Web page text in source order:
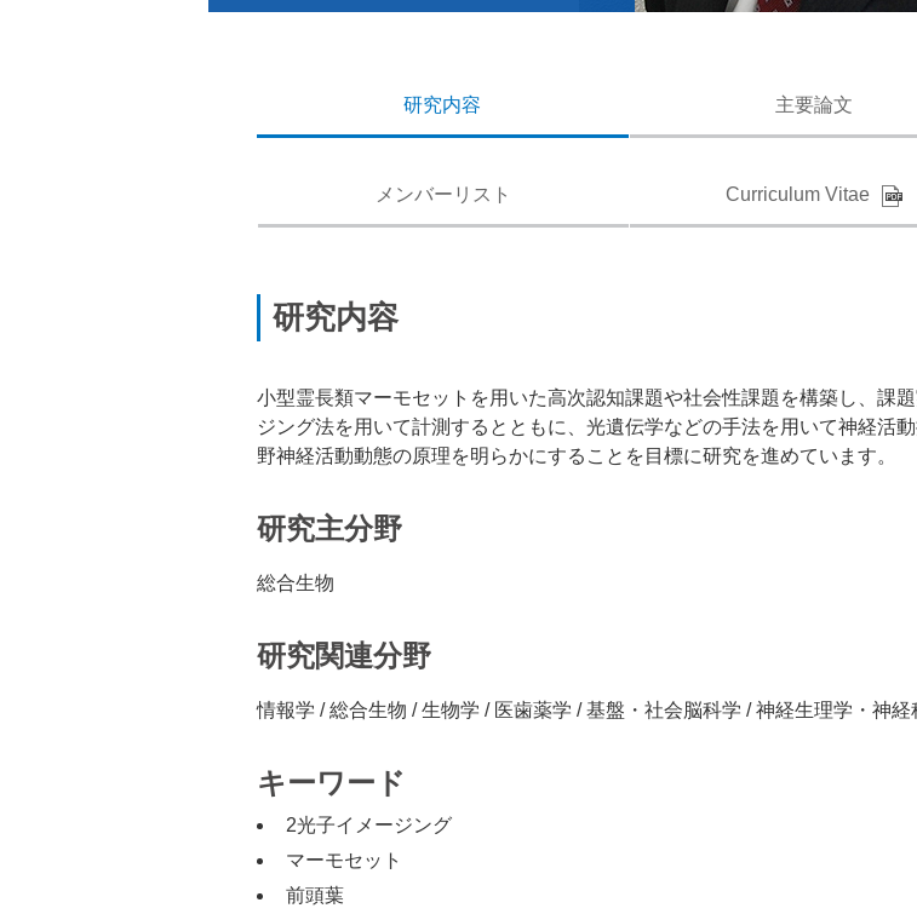
研究内容 主要論文
メンバーリスト Curriculum Vitae
研究内容
小型霊長類マーモセットを用いた高次認知課題や社会性課題を構築し、課
ジング法を用いて計測するとともに、光遺伝学などの手法を用いて神経活
野神経活動動態の原理を明らかにすることを目標に研究を進めています。
研究主分野
総合生物
研究関連分野
情報学 / 総合生物 / 生物学 / 医歯薬学 / 基盤・社会脳科学 / 神経生理学・神経
キーワード
2光子イメージング
マーモセット
前頭葉